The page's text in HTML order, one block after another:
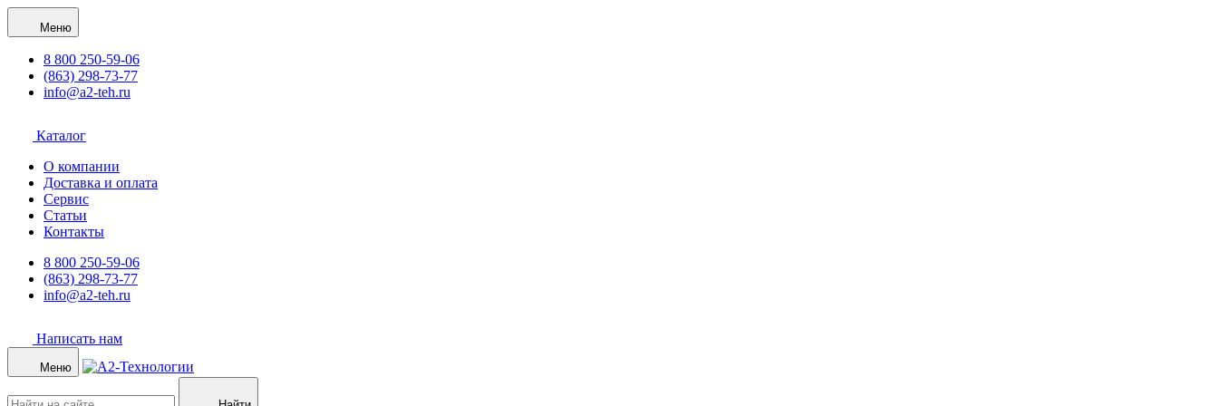
Меню
8 800 250-59-06
(863) 298-73-77
info@a2-teh.ru
Каталог
О компании
Доставка и оплата
Сервис
Статьи
Контакты
8 800 250-59-06
(863) 298-73-77
info@a2-teh.ru
Написать нам
Меню